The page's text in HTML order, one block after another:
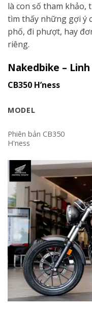
là con số tham khảo,
tìm thấy những gợi ý
phố, đi phượt, hay
riêng.
Nakedbike –
CB350 H’ness
MODEL
Phiên bản CB350
H'ness